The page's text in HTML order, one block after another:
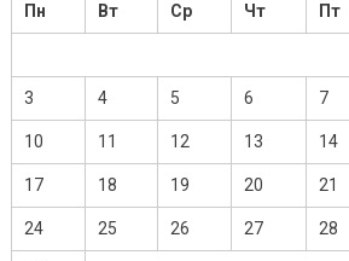
Пн
Вт Ср Чт Пт
3 4 5 6 7
10 11 12 13 14
17 18 19 20 21
24 25 26 27 28